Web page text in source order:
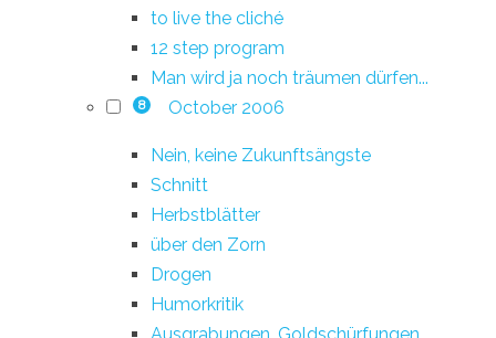
to live the cliché
12 step program
Man wird ja noch träumen dürfen...
8 October 2006
Nein, keine Zukunftsängste
Schnitt
Herbstblätter
über den Zorn
Drogen
Humorkritik
Ausgrabungen, Goldschürfungen